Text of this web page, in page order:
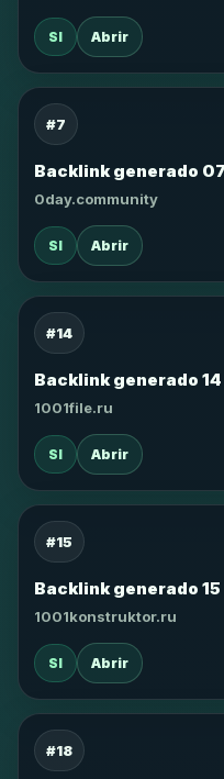
SI Abrir
#7
Backlink generado 07
0day.community
SI Abrir
#14
Backlink generado 14
1001file.ru
SI Abrir
#15
Backlink generado 15
1001konstruktor.ru
SI Abrir
#18